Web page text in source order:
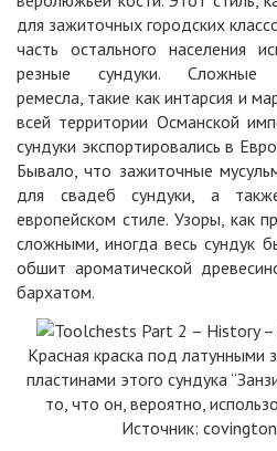
для зажиточных городских
часть остального населения
резные сундуки. Сложные
ремесла, такие как интарсия и
всей территории Османской
сундуки экспортировались в
Бывало, что зажиточные
для свадеб сундуки, а
европейском стиле. Узоры, как
сложными, иногда весь сундук
обшит ароматической
бархатом.
Красная краска под латунными
пластинами этого сундука
то, что он, вероятно,
Источник: